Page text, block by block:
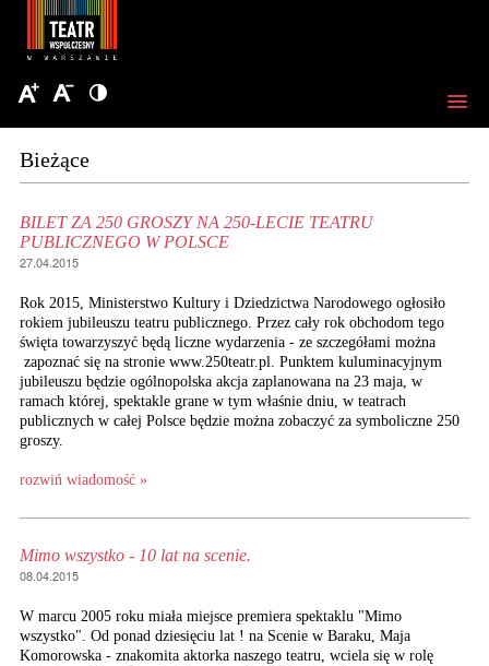
Bieżące
BILET ZA 250 GROSZY NA 250-LECIE TEATRU
PUBLICZNEGO W POLSCE
27.04.2015
Rok 2015, Ministerstwo Kultury i Dziedzictwa Narodowego ogłosiło
rokiem jubileuszu teatru publicznego. Przez cały rok obchodom tego
święta towarzyszyć będą liczne wydarzenia - ze szczegółami można
zapoznać się na stronie www.250teatr.pl. Punktem kuluminacyjnym
jubileuszu będzie ogólnopolska akcja zaplanowana na 23 maja, w
ramach której, spektakle grane w tym właśnie dniu, w teatrach
publicznych w całej Polsce będzie można zobaczyć za symboliczne 250
groszy.
rozwiń wiadomość »
Mimo wszystko - 10 lat na scenie.
08.04.2015
W marcu 2005 roku miała miejsce premiera spektaklu "Mimo
wszystko". Od ponad dziesięciu lat ! na Scenie w Baraku, Maja
Komorowska - znakomita aktorka naszego teatru, wciela się w rolę